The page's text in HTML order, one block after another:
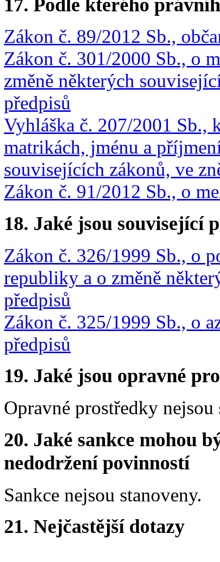
17. Podle kterého
Zákon č. 89/2012 Sb.,
Zákon č. 301/2000 Sb., o
změně některých
předpisů
Vyhláška č. 207/2001 Sb.,
matrikách, jménu a
souvisejících zákonů, ve
Zákon č. 91/2012 Sb., o
18. Jaké jsou související
Zákon č. 326/1999 Sb., o
republiky a o změně
předpisů
Zákon č. 325/1999 Sb., o
předpisů
19. Jaké jsou opravné
Opravné prostředky nejsou
20. Jaké sankce mohou
nedodržení povinností
Sankce nejsou stanoveny.
21. Nejčastější dotazy